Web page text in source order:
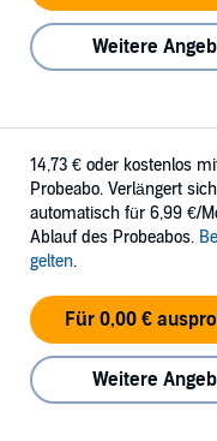
Weitere
14,73 € oder kostenlos
Probeabo. Verlängert sich
automatisch für 6,99 €/
Ablauf des Probeabos.
gelten.
Für 0,00 €
Weitere